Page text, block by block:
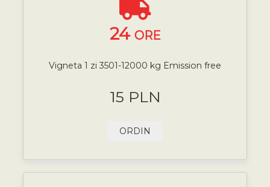
24 ORE
Vigneta 1 zi 3501-12000 kg Emission free
15 PLN
ORDIN